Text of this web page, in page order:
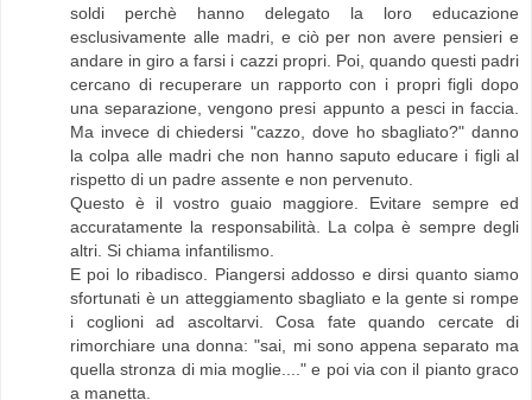
soldi perchè hanno delegato la loro educazione
esclusivamente alle madri, e ciò per non avere pensieri e
andare in giro a farsi i cazzi propri. Poi, quando questi padri
cercano di recuperare un rapporto con i propri figli dopo
una separazione, vengono presi appunto a pesci in faccia.
Ma invece di chiedersi "cazzo, dove ho sbagliato?" danno
la colpa alle madri che non hanno saputo educare i figli al
rispetto di un padre assente e non pervenuto.
Questo è il vostro guaio maggiore. Evitare sempre ed
accuratamente la responsabilità. La colpa è sempre degli
altri. Si chiama infantilismo.
E poi lo ribadisco. Piangersi addosso e dirsi quanto siamo
sfortunati è un atteggiamento sbagliato e la gente si rompe
i coglioni ad ascoltarvi. Cosa fate quando cercate di
rimorchiare una donna: "sai, mi sono appena separato ma
quella stronza di mia moglie...." e poi via con il pianto graco
a manetta.